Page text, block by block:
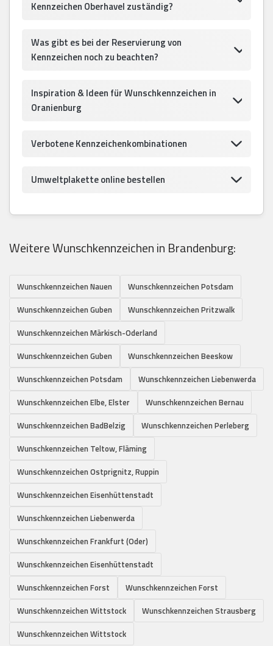
Kennzeichen Oberhavel zuständig?
Was gibt es bei der Reservierung von
Kennzeichen noch zu beachten?
Inspiration & Ideen für Wunschkennzeichen in
Oranienburg
Verbotene Kennzeichenkombinationen
Umweltplakette online bestellen
Weitere Wunschkennzeichen in Brandenburg:
Wunschkennzeichen Nauen
Wunschkennzeichen Potsdam
Wunschkennzeichen Guben
Wunschkennzeichen Pritzwalk
Wunschkennzeichen Märkisch-Oderland
Wunschkennzeichen Guben
Wunschkennzeichen Beeskow
Wunschkennzeichen Potsdam
Wunschkennzeichen Liebenwerda
Wunschkennzeichen Elbe, Elster
Wunschkennzeichen Bernau
Wunschkennzeichen BadBelzig
Wunschkennzeichen Perleberg
Wunschkennzeichen Teltow, Fläming
Wunschkennzeichen Ostprignitz, Ruppin
Wunschkennzeichen Eisenhüttenstadt
Wunschkennzeichen Liebenwerda
Wunschkennzeichen Frankfurt (Oder)
Wunschkennzeichen Eisenhüttenstadt
Wunschkennzeichen Forst
Wunschkennzeichen Forst
Wunschkennzeichen Wittstock
Wunschkennzeichen Strausberg
Wunschkennzeichen Wittstock